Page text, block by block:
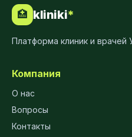
🏥 kliniki*
Платформа клиник и врачей
Компания
О нас
Вопросы
Контакты